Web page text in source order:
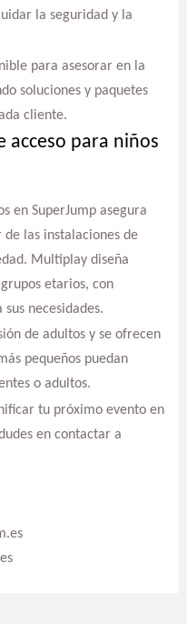
la seguridad y la
para asesorar en la
soluciones y paquetes
cliente.
acceso para niños
en SuperJump asegura
las instalaciones de
Multiplay diseña
etarios, con
necesidades.
de adultos y se ofrecen
pequeños puedan
o adultos.
tu próximo evento en
en contactar a